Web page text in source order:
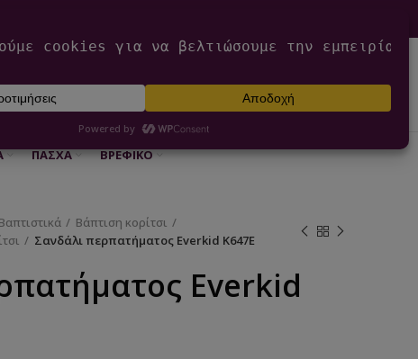
ΕΊΣΟΔΟΣ / ΕΓΓΡΑΦΉ €0,00
ΠΆΣΧΑ ΒΡΕΦΙΚΌ
Βαπτιστικά
Βάπτιση κορίτσι
Σανδάλι περπατήματος Everkid K647E
Everkid